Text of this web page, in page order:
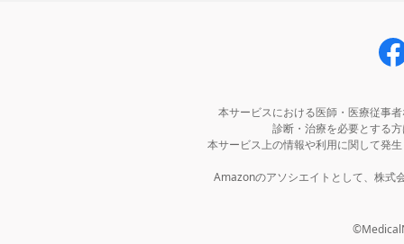
本サービスにおける医師・医療従事
診断・治療を必要とする
本サービス上の情報や利用に関して発
Amazonのアソシエイトとして、株式